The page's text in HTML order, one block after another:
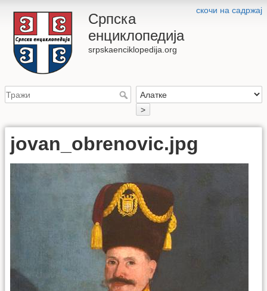
скочи на садржај
Српска
енциклопедија
srpskaenciklopedija.org
>
jovan_obrenovic.jpg